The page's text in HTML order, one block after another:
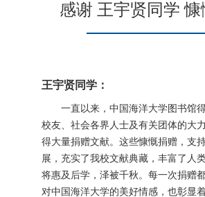
感谢 王宇贤同学 慷
王宇贤同学：
一直以来，中国海洋大学图书馆
校友、社会各界人士及有关团体的大
得大量捐赠文献。这些慷慨捐赠，支
展，充实了我校文献典藏，丰富了人
将惠及后学，泽被千秋。每一次捐赠
对中国海洋大学的美好情感，也彰显